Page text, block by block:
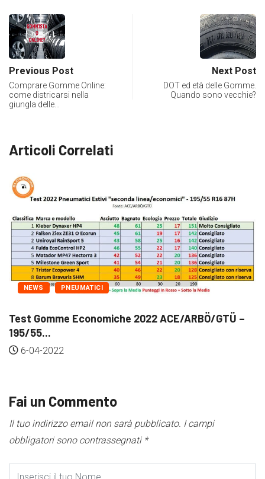
Previous Post
Comprare Gomme Online:
come districarsi nella
giungla delle…
Next Post
DOT ed età delle Gomme.
Quando sono vecchie?
Articoli Correlati
NEWS PNEUMATICI
Test Gomme Economiche 2022 ACE/ARBÖ/GTÜ –
195/55...
6-04-2022
Fai un Commento
Il tuo indirizzo email non sarà pubblicato. I campi
obbligatori sono contrassegnati *